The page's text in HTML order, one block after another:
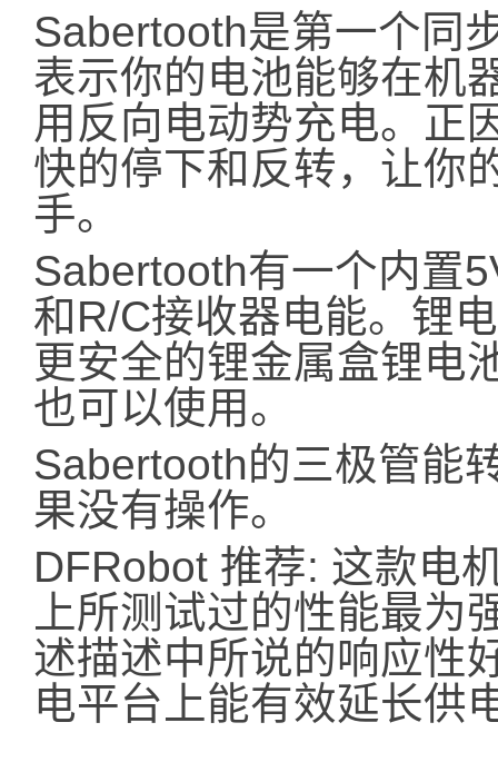
Sabertooth是第一个同
表示你的电池能够在机
用反向电动势充电。正
快的停下和反转，让你
手。
Sabertooth有一个内置
和R/C接收器电能。锂
更安全的锂金属盒锂电
也可以使用。
Sabertooth的三极管能
果没有操作。
DFRobot 推荐: 这款电
上所测试过的性能最为
述描述中所说的响应性
电平台上能有效延长供